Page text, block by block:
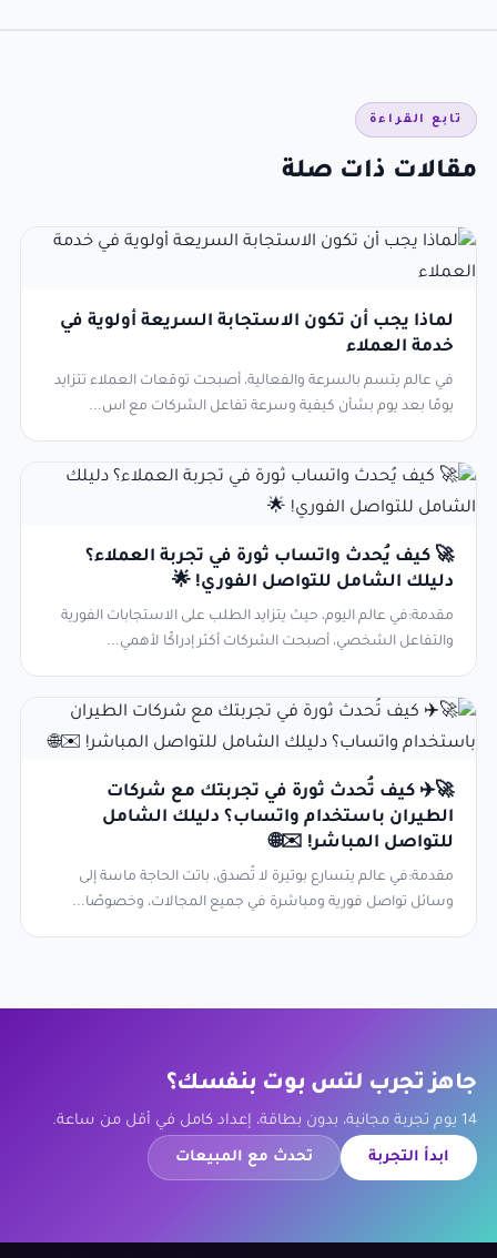
تابع القراءة
مقالات ذات صلة
لماذا يجب أن تكون الاستجابة السريعة أولوية في
خدمة العملاء
في عالم يتسم بالسرعة والفعالية، أصبحت توقعات العملاء تتزايد
يومًا بعد يوم بشأن كيفية وسرعة تفاعل الشركات مع اس...
🚀 كيف يُحدث واتساب ثورة في تجربة العملاء؟
دليلك الشامل للتواصل الفوري! 🌟
مقدمة:في عالم اليوم، حيث يتزايد الطلب على الاستجابات الفورية
والتفاعل الشخصي، أصبحت الشركات أكثر إدراكًا لأهمي...
🚀✈️ كيف تُحدث ثورة في تجربتك مع شركات
الطيران باستخدام واتساب؟ دليلك الشامل
للتواصل المباشر! ✉️🌐
مقدمة:في عالم يتسارع بوتيرة لا تُصدق، باتت الحاجة ماسة إلى
وسائل تواصل فورية ومباشرة في جميع المجالات، وخصوصًا...
جاهز تجرب لتس بوت بنفسك؟
14 يوم تجربة مجانية، بدون بطاقة، إعداد كامل في أقل من ساعة.
ابدأ التجربة تحدث مع المبيعات